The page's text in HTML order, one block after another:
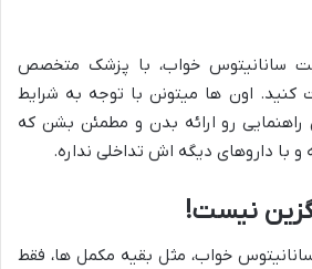
سانانیتوس خواب، با پزشک متخصص
کنید. اون ها میتونن با توجه به شرایط
راهنمایی رو ارائه بدن و مطمئن بشن که
با داروهای دیگه اش تداخلی نداره.
نیست!
خواب، مثل بقیه مکمل ها، فقط